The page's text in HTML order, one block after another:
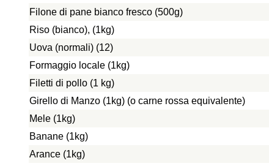
Filone di pane bianco fresco (500g)
Riso (bianco), (1kg)
Uova (normali) (12)
Formaggio locale (1kg)
Filetti di pollo (1 kg)
Girello di Manzo (1kg) (o carne rossa equivalente)
Mele (1kg)
Banane (1kg)
Arance (1kg)